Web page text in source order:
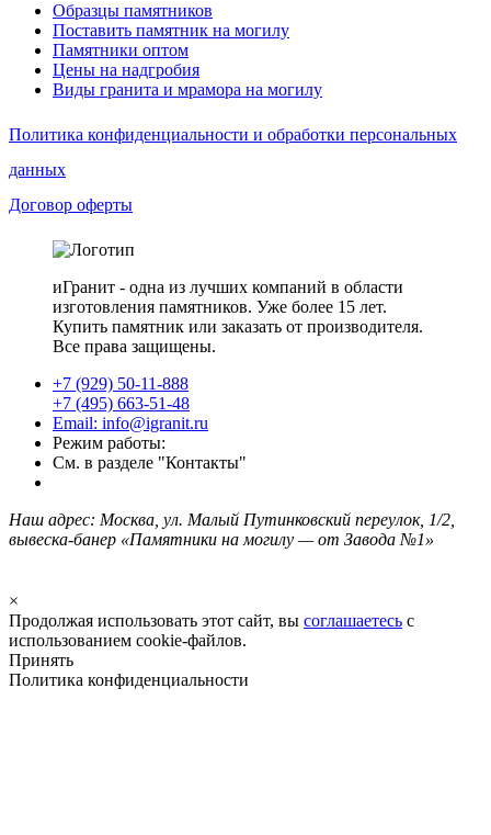
Образцы памятников
Поставить памятник на могилу
Памятники оптом
Цены на надгробия
Виды гранита и мрамора на могилу
Политика конфиденциальности и обработки персональных
данных
Договор оферты
иГранит - одна из лучших компаний в области
изготовления памятников. Уже более 15 лет.
Купить памятник или заказать от производителя.
Все права защищены.
+7 (929) 50-11-888
+7 (495) 663-51-48
Email: info@igranit.ru
Режим работы:
См. в разделе "Контакты"
Наш адрес: Москва, ул. Малый Путинковский переулок, 1/2,
вывеска-банер «Памятники на могилу — от Завода №1»
×
Продолжая использовать этот сайт, вы соглашаетесь с
использованием cookie-файлов.
Принять
Политика конфиденциальности